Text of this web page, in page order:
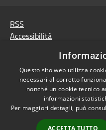
RSS
Accessibilità
Mappa del sito
Link
Protocollo Urbi Smart
Cedolino Online
Posta elettronica
Questo sito web utilizza
necessari al corretto
nonché un cookie tecnico
informazioni
Per maggiori dettagli, può
ACCETTA TUTTO